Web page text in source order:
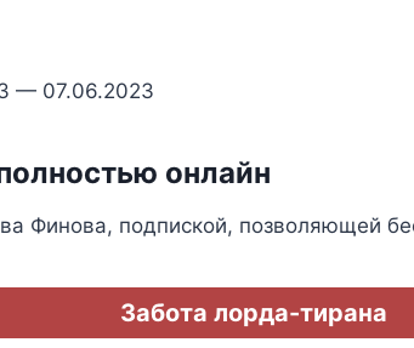
— 07.06.2023
онлайн
Финова, подпиской, позволяющей
Забота лорда-тирана